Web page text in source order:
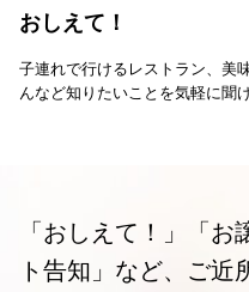
おしえて！
子連れで行けるレストラン、美
んなど知りたいことを気軽に聞
「おしえて！」「
ト告知」など、ご近